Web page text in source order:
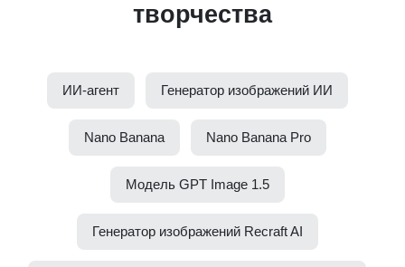
творчества
ИИ-агент Генератор изображений ИИ
Nano Banana Nano Banana Pro
Модель GPT Image 1.5
Генератор изображений Recraft AI